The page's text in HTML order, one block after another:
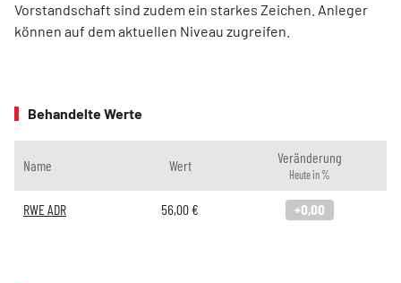
Vorstandschaft sind zudem ein starkes Zeichen. Anleger
können auf dem aktuellen Niveau zugreifen.
Behandelte Werte
Name Wert Veränderung
Heute in %
RWE ADR 56,00 € +0,00